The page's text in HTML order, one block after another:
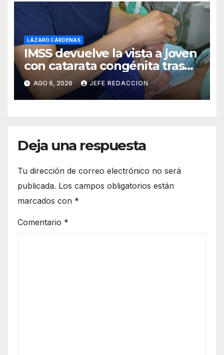
LÁZARO CÁRDENAS
IMSS devuelve la vista a joven
con catarata congénita tras
23 años de limitación visual
AGO 6, 2026 JEFE REDACCION
Deja una respuesta
Tu dirección de correo electrónico no será
publicada. Los campos obligatorios están
marcados con *
Comentario *